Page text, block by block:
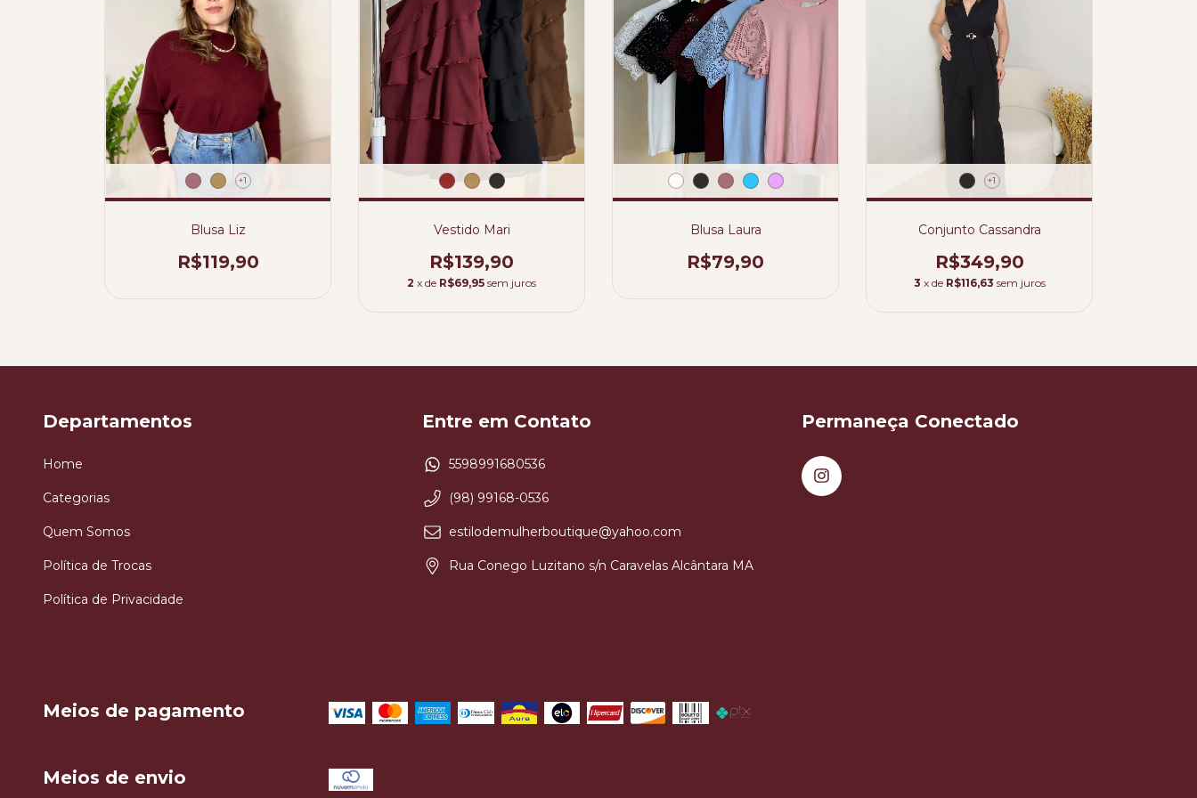
+1
Blusa Liz
R$119,90
Vestido Mari
R$139,90
2 x de R$69,95 sem juros
Blusa Laura
R$79,90
+1
Conjunto Cassandra
R$349,90
3 x de R$116,63 sem juros
Departamentos
Home
Categorias
Quem Somos
Política de Trocas
Política de Privacidade
Entre em Contato
5598991680536
(98) 99168-0536
estilodemulherboutique@yahoo.com
Rua Conego Luzitano s/n Caravelas Alcântara MA
Permaneça Conectado
Meios de pagamento
Meios de envio